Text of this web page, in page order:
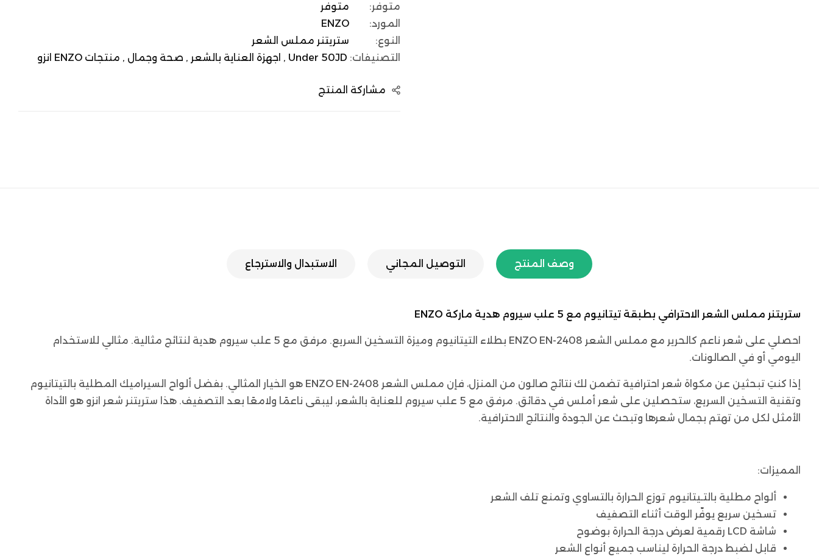
متوفر:
متوفر
المورد:
ENZO
النوع:
ستريتنر مملس الشعر
التصنيفات: Under 50JD , اجهزة العناية بالشعر , صحة وجمال , منتجات ENZO انزو
مشاركة المنتج
وصف المنتج التوصيل المجاني الاستبدال والاسترجاع
ستريتنر مملس الشعر الاحترافي بطبقة تيتانيوم مع 5 علب سيروم هدية ماركة ENZO
احصلي على شعر ناعم كالحرير مع مملس الشعر ENZO EN-2408 بطلاء التيتانيوم وميزة التسخين السريع. مرفق مع 5 علب سيروم هدية لنتائج مثالية. مثالي للاستخدام
اليومي أو في الصالونات.
إذا كنتِ تبحثين عن مكواة شعر احترافية تضمن لك نتائج صالون من المنزل، فإن مملس الشعر ENZO EN-2408 هو الخيار المثالي. بفضل ألواح السيراميك المطلية بالتيتانيوم
وتقنية التسخين السريع، ستحصلين على شعر أملس في دقائق. مرفق مع 5 علب سيروم للعناية بالشعر، ليبقى ناعمًا ولامعًا بعد التصفيف. هذا ستريتنر شعر انزو هو الأداة
الأمثل لكل من تهتم بجمال شعرها وتبحث عن الجودة والنتائج الاحترافية.
المميزات:
ألواح مطلية بالتـيتانيوم توزع الحرارة بالتساوي وتمنع تلف الشعر
تسخين سريع يوفّر الوقت أثناء التصفيف
شاشة LCD رقمية لعرض درجة الحرارة بوضوح
قابل لضبط درجة الحرارة ليناسب جميع أنواع الشعر